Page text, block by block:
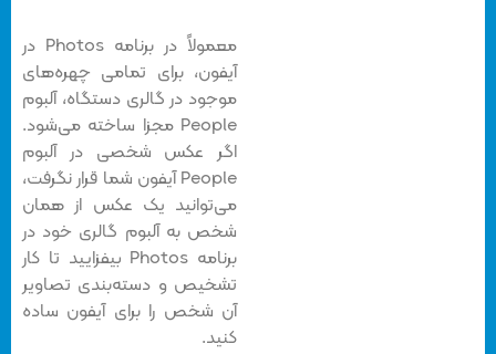
معمولاً در برنامه Photos در
آیفون، برای تمامی چهره‌های
موجود در گالری دستگاه، آلبوم
People مجزا ساخته می‌شود.
اگر عکس شخصی در آلبوم
People آیفون شما قرار نگرفت،
می‌توانید یک عکس از همان
شخص به آلبوم گالری خود در
برنامه Photos بیفزایید تا کار
تشخیص و دسته‌بندی تصاویر
آن شخص را برای آیفون ساده
کنید.